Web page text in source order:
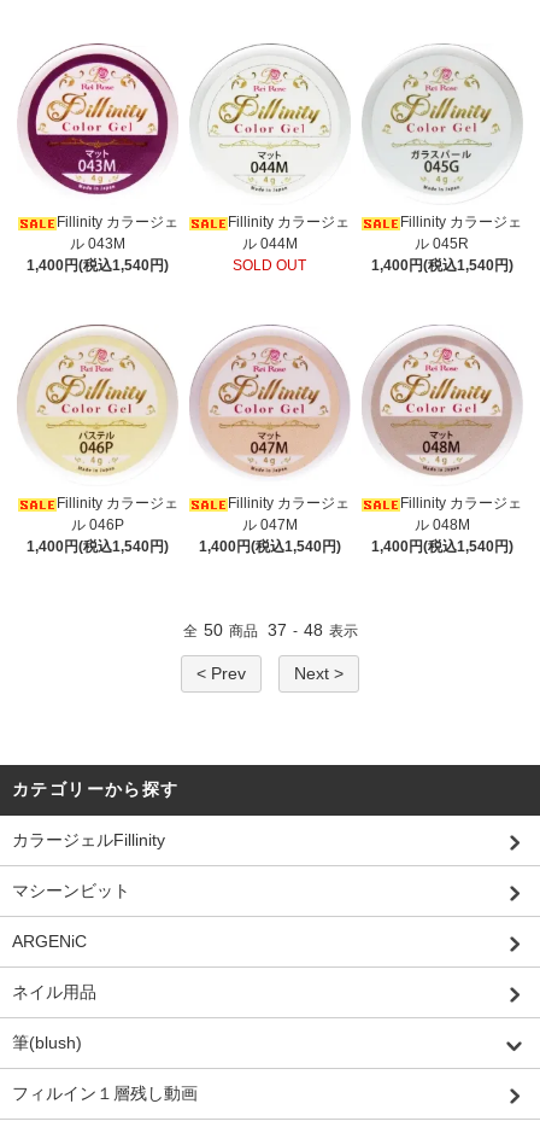
Fillinity カラージェ
ル 043M
1,400円(税込1,540円)
Fillinity カラージェ
ル 044M
SOLD OUT
Fillinity カラージェ
ル 045R
1,400円(税込1,540円)
Fillinity カラージェ
ル 046P
1,400円(税込1,540円)
Fillinity カラージェ
ル 047M
1,400円(税込1,540円)
Fillinity カラージェ
ル 048M
1,400円(税込1,540円)
全 50 商品 37 - 48 表示
< Prev Next >
カテゴリーから探す
カラージェルFillinity
マシーンビット
ARGENiC
ネイル用品
筆(blush)
フィルイン１層残し動画